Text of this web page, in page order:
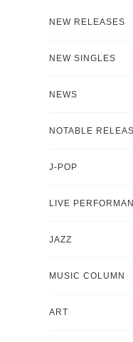
NEW RELEASES
NEW SINGLES
NEWS
NOTABLE
J-POP
LIVE
JAZZ
MUSIC COLUMN
ART